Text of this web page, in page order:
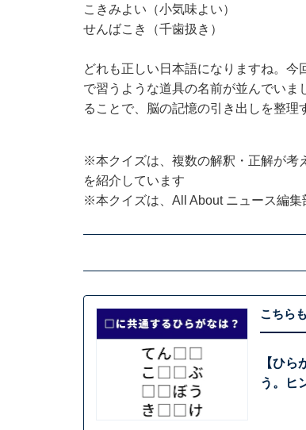
こきみよい（小気味よい）
せんばこき（千歯扱き）
どれも正しい日本語になりますね。
で習うような道具の名前が並んでい
ることで、脳の記憶の引き出しを整理
※本クイズは、複数の解釈・正解が考
を紹介しています
※本クイズは、All About ニュース編
こちら
【ひ
う。ヒ